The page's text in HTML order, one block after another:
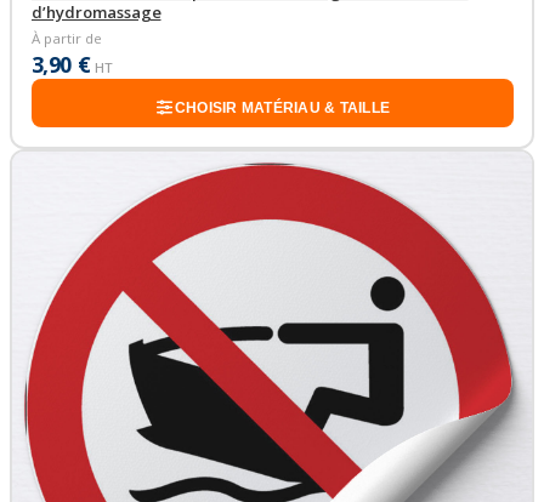
d’hydromassage
À partir de
3,90 € HT
CHOISIR MATÉRIAU & TAILLE